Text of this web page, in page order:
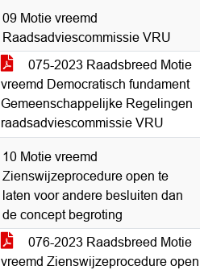
09 Motie vreemd
Raadsadviescommissie VRU
075-2023 Raadsbreed Motie
vreemd Democratisch fundament
Gemeenschappelijke Regelingen
raadsadviescommissie VRU
10 Motie vreemd
Zienswijzeprocedure open te
laten voor andere besluiten dan
de concept begroting
076-2023 Raadsbreed Motie
vreemd Zienswijzeprocedure open